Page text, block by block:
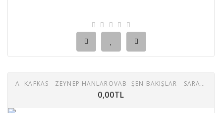
A -KAFKAS - ZEYNEP HANLAROVAB -ŞEN BAKIŞLAR - SARA KADİMZADE (AZERI HALK MIHNISI)
0,00TL